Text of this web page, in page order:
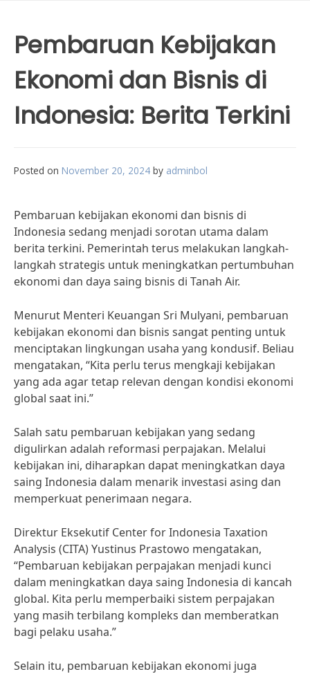
Pembaruan Kebijakan
Ekonomi dan Bisnis di
Indonesia: Berita Terkini
Posted on November 20, 2024 by adminbol
Pembaruan kebijakan ekonomi dan bisnis di
Indonesia sedang menjadi sorotan utama dalam
berita terkini. Pemerintah terus melakukan langkah-
langkah strategis untuk meningkatkan pertumbuhan
ekonomi dan daya saing bisnis di Tanah Air.
Menurut Menteri Keuangan Sri Mulyani, pembaruan
kebijakan ekonomi dan bisnis sangat penting untuk
menciptakan lingkungan usaha yang kondusif. Beliau
mengatakan, “Kita perlu terus mengkaji kebijakan
yang ada agar tetap relevan dengan kondisi ekonomi
global saat ini.”
Salah satu pembaruan kebijakan yang sedang
digulirkan adalah reformasi perpajakan. Melalui
kebijakan ini, diharapkan dapat meningkatkan daya
saing Indonesia dalam menarik investasi asing dan
memperkuat penerimaan negara.
Direktur Eksekutif Center for Indonesia Taxation
Analysis (CITA) Yustinus Prastowo mengatakan,
“Pembaruan kebijakan perpajakan menjadi kunci
dalam meningkatkan daya saing Indonesia di kancah
global. Kita perlu memperbaiki sistem perpajakan
yang masih terbilang kompleks dan memberatkan
bagi pelaku usaha.”
Selain itu, pembaruan kebijakan ekonomi juga